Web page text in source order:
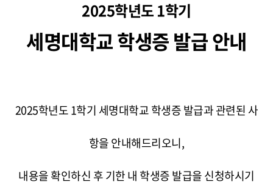
2025학년도 1학기
세명대학교 학생증 발급 안내
2025학년도 1학기 세명대학교 학생증 발급과 관련된 사
항을 안내해드리오니,
내용을 확인하신 후 기한 내 학생증 발급을 신청하시기